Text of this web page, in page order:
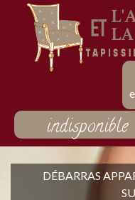
indisponible
DÉBARRAS